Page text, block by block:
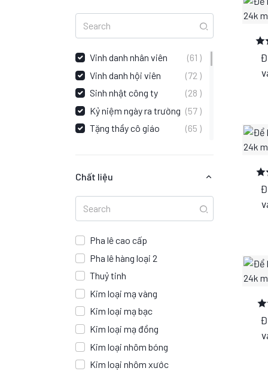
Vinh danh nhân viên
(61 )
Vinh danh hội viên
(72 )
Sinh nhật công ty
(28 )
Kỷ niệm ngày ra trường (57 )
Tặng thầy cô giáo
(65 )
Đại hội Đảng
Đại hội nông dân
(57 )
Thể thao
Bóng chuyền
Bóng rổ
Bơi lội
Tennis
Chất liệu
Pha lê cao cấp
Pha lê hàng loại 2
Thuỷ tinh
Kim loại mạ vàng
Kim loại mạ bạc
Kim loại mạ đồng
Kim loại nhôm bóng
Kim loại nhôm xước